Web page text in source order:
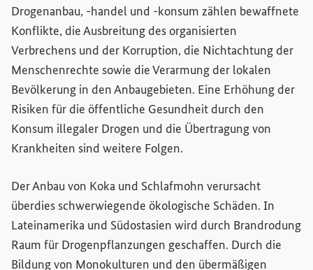
Drogenanbau, -handel und -konsum zählen bewaffnete
Konflikte, die Ausbreitung des organisierten
Verbrechens und der Korruption, die Nichtachtung der
Menschenrechte sowie die Verarmung der lokalen
Bevölkerung in den Anbaugebieten. Eine Erhöhung der
Risiken für die öffentliche Gesundheit durch den
Konsum illegaler Drogen und die Übertragung von
Krankheiten sind weitere Folgen.
Der Anbau von Koka und Schlafmohn verursacht
überdies schwerwiegende ökologische Schäden. In
Lateinamerika und Südostasien wird durch Brandrodung
Raum für Drogenpflanzungen geschaffen. Durch die
Bildung von Monokulturen und den übermäßigen